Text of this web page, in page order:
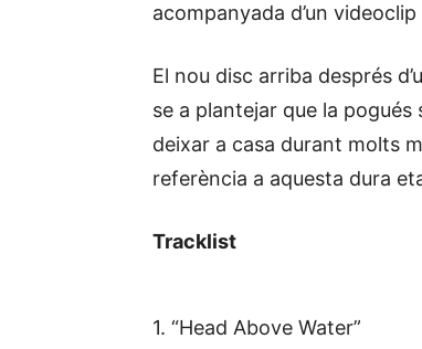
acompanyada d’un
El nou disc arriba després
se a plantejar que la pogués
deixar a casa durant molts
referència a aquesta dura
Tracklist
1. “Head Above Water”